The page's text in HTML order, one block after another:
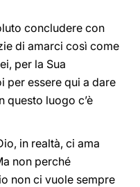
concludere con
di amarci così come
per la Sua
per essere qui a dare
questo luogo c’è
in realtà, ci ama
non perché
non ci vuole sempre